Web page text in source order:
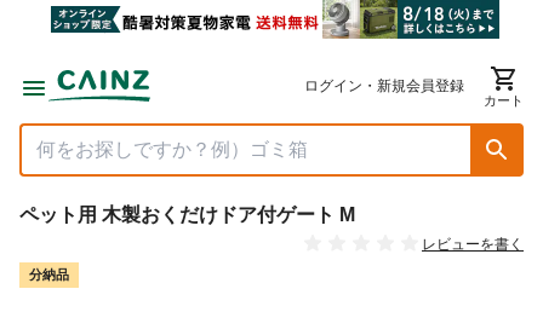
ログイン・新規会員登録
カート
ペット用 木製おくだけドア付ゲート M
レビューを書く
分納品